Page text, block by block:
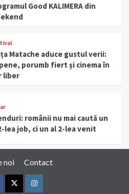
Good KALIMERA din
Matache aduce gustul verii:
porumb fiert și cinema în
liber
românii nu mai caută un
lea job, ci un al 2-lea venit
noi Contact
TwitterInstagram